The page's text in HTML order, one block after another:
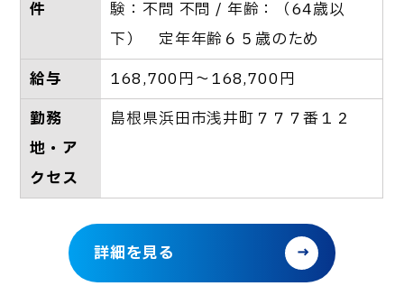
件
験：不問 不問 / 年齢：（64歳以
下） 定年年齢６５歳のため
給与
168,700円～168,700円
勤務
地・ア
クセス
島根県浜田市浅井町７７７番１２
詳細を見る